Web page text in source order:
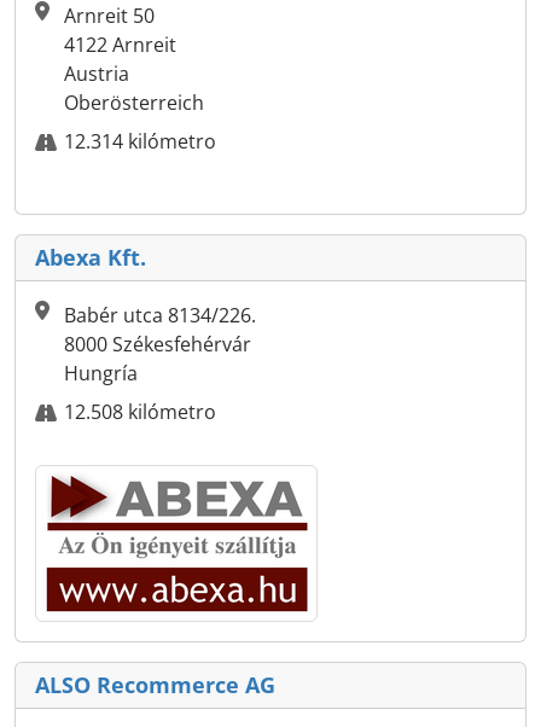
Arnreit 50
4122 Arnreit
Austria
Oberösterreich
12.314 kilómetro
Abexa Kft.
Babér utca 8134/226.
8000 Székesfehérvár
Hungría
12.508 kilómetro
ALSO Recommerce AG